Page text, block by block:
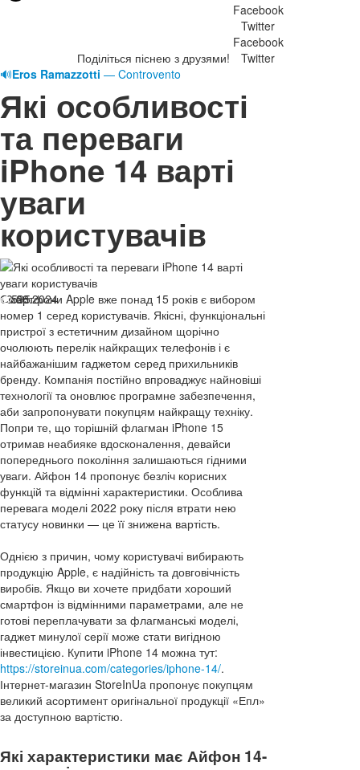
Поділіться піснею з друзями!
Facebook
Twitter
Facebook
Twitter
🔊Eros Ramazzotti — Controvento
Які особливості
та переваги
iPhone 14 варті
уваги
користувачів
13.08.2024
595
Смартфони Apple вже понад 15 років є вибором
номер 1 серед користувачів. Якісні, функціональні
пристрої з естетичним дизайном щорічно
очолюють перелік найкращих телефонів і є
найбажанішим гаджетом серед прихильників
бренду. Компанія постійно впроваджує найновіші
технології та оновлює програмне забезпечення,
аби запропонувати покупцям найкращу техніку.
Попри те, що торішній флагман iPhone 15
отримав неабияке вдосконалення, девайси
попереднього покоління залишаються гідними
уваги. Айфон 14 пропонує безліч корисних
функцій та відмінні характеристики. Особлива
перевага моделі 2022 року після втрати нею
статусу новинки — це її знижена вартість.
Однією з причин, чому користувачі вибирають
продукцію Apple, є надійність та довговічність
виробів. Якщо ви хочете придбати хороший
смартфон із відмінними параметрами, але не
готові переплачувати за флагманські моделі,
гаджет минулої серії може стати вигідною
інвестицією. Купити iPhone 14 можна тут:
https://storeinua.com/categories/iphone-14/.
Інтернет-магазин StoreInUa пропонує покупцям
великий асортимент оригінальної продукції «Епл»
за доступною вартістю.
Які характеристики має Айфон 14-